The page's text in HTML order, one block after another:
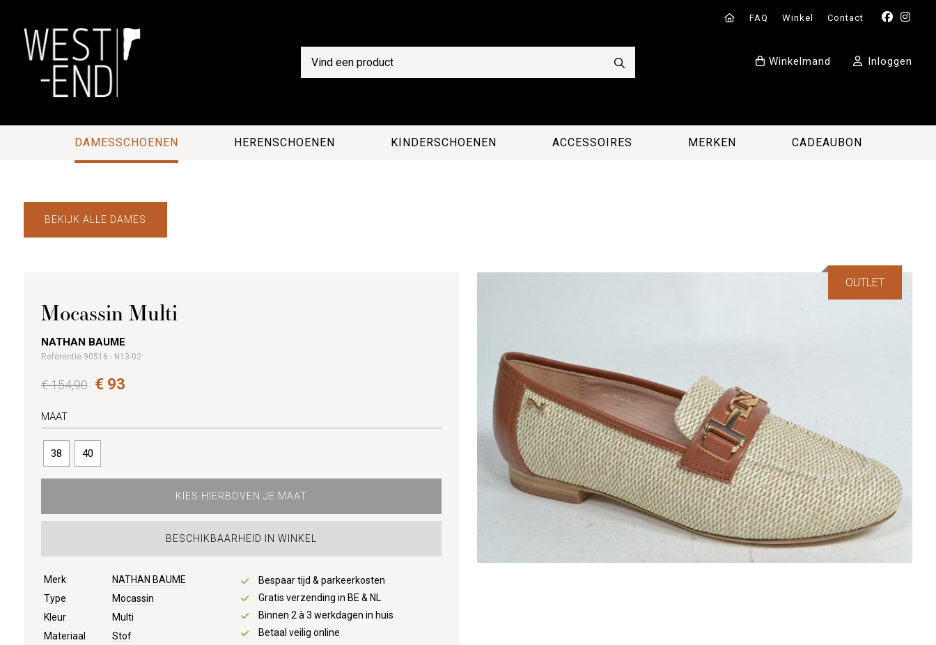
FAQ Winkel Contact
Inloggen
Winkelmand
DAMESSCHOENEN HERENSCHOENEN KINDERSCHOENEN ACCESSOIRES MERKEN CADEAUBON
BEKIJK ALLE DAMES
OUTLET
Mocassin Multi
NATHAN BAUME
Referentie 90516 - N13-02
€ 154,90 € 93
MAAT
38 40
KIES HIERBOVEN JE MAAT
BESCHIKBAARHEID IN WINKEL
Merk
NATHAN BAUME
Type
Mocassin
Kleur
Multi
Materiaal
Stof
Bespaar tijd & parkeerkosten
Gratis verzending in BE & NL
Binnen 2 à 3 werkdagen in huis
Betaal veilig online